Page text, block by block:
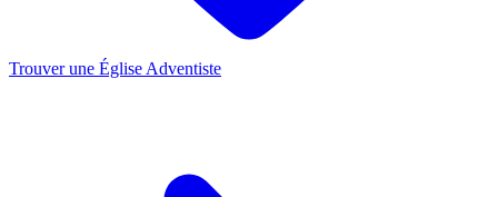
Trouver une Église Adventiste